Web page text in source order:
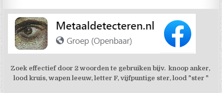
Zoek effectief door 2 woorden te gebruiken bijv. knoop anker,
lood kruis, wapen leeuw, letter F, vijfpuntige ster, lood "ster "